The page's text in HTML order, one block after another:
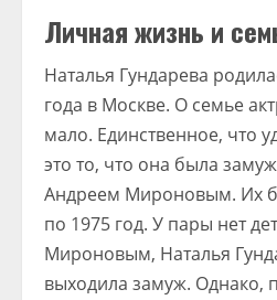
Личная жизнь и
Наталья Гундарева
года в Москве. О семье
мало. Единственное, что
это то, что она была
Андреем Мироновым. Их
по 1975 год. У пары нет
Мироновым, Наталья
выходила замуж. Однако,